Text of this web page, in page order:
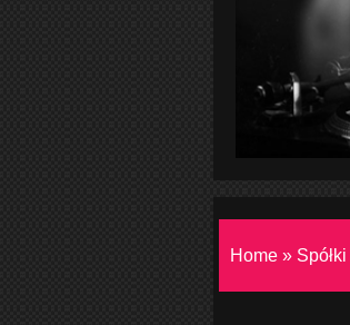
Home » Spółki